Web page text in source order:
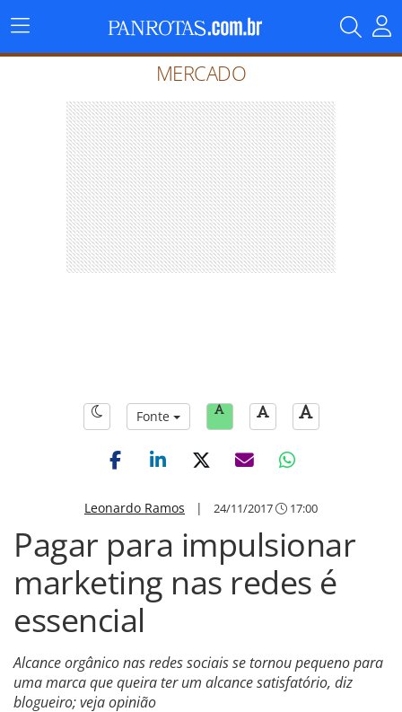
Menu
Principal
MERCADO
Fonte
Leonardo Ramos | 24/11/2017 17:00
Pagar para impulsionar
marketing nas redes é
essencial
Alcance orgânico nas redes sociais se tornou pequeno para
uma marca que queira ter um alcance satisfatório, diz
blogueiro; veja opinião